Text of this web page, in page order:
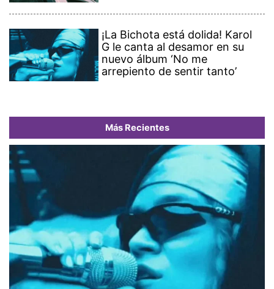
¡La Bichota está dolida! Karol
G le canta al desamor en su
nuevo álbum ‘No me
arrepiento de sentir tanto’
Más Recientes